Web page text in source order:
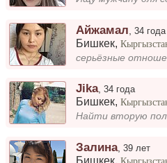
Айжамал ,34 года
Бишкек,
серьёзные
Jika,34 года
Бишкек,
Найти вторую
Залина,39 лет
Бишкек,